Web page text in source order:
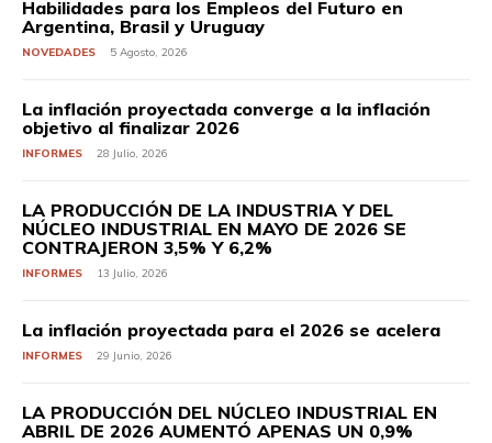
Habilidades para los Empleos del Futuro en
Argentina, Brasil y Uruguay
NOVEDADES 5 Agosto, 2026
La inflación proyectada converge a la inflación
objetivo al finalizar 2026
INFORMES 28 Julio, 2026
LA PRODUCCIÓN DE LA INDUSTRIA Y DEL
NÚCLEO INDUSTRIAL EN MAYO DE 2026 SE
CONTRAJERON 3,5% Y 6,2%
INFORMES 13 Julio, 2026
La inflación proyectada para el 2026 se acelera
INFORMES 29 Junio, 2026
LA PRODUCCIÓN DEL NÚCLEO INDUSTRIAL EN
ABRIL DE 2026 AUMENTÓ APENAS UN 0,9%